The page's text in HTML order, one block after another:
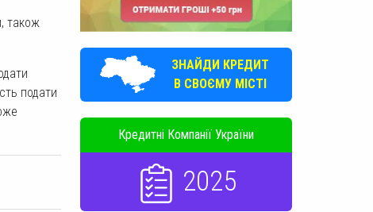
також
подати
ЗНАЙДИ КРЕДИТ
В СВОЄМУ МІСТІ
Кредитні Компанії України
2025